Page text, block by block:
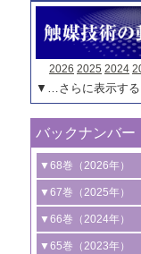
2026 2025 2024
▼…さらに表示する
バックナンバー
▼68巻（2026年）
1号 過酸化水素合成
2号 コンピューター
触媒開発
▼67巻（2025年）
1号 CO
水素化によ
ーンケミカル製造
▼66巻（2024年）
1号 低次元ナノ構造
▼65巻（2023年）